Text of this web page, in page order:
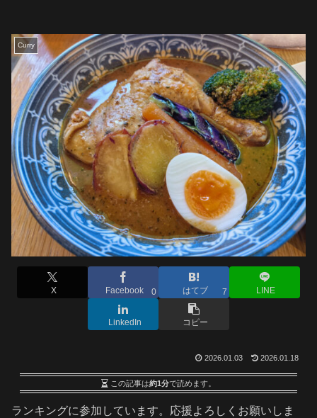
Curry
X Facebook 0 はてブ 7 LINE
LinkedIn コピー
2026.01.03 2026.01.18
この記事は約1分で読めます。
ランキングに参加しています。応援よろしくお願いしま